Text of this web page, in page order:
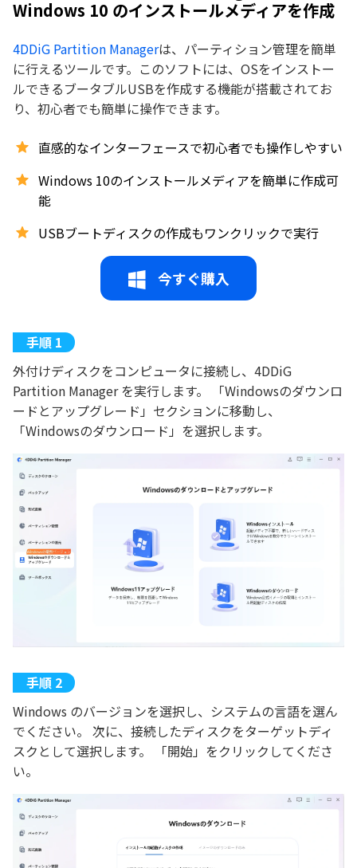
Windows 10 のインストールメディアを作成
4DDiG Partition Managerは、パーティション管理を簡単
に行えるツールです。このソフトには、OSをインストー
ルできるブータブルUSBを作成する機能が搭載されてお
り、初心者でも簡単に操作できます。
直感的なインターフェースで初心者でも操作しやすい
Windows 10のインストールメディアを簡単に作成可
能
USBブートディスクの作成もワンクリックで実行
今すぐ購入
外付けディスクをコンピュータに接続し、4DDiG
Partition Manager を実行します。 「Windowsのダウンロ
ードとアップグレード」セクションに移動し、
「Windowsのダウンロード」を選択します。
Windows のバージョンを選択し、システムの言語を選ん
でください。 次に、接続したディスクをターゲットディ
スクとして選択します。 「開始」をクリックしてくださ
い。